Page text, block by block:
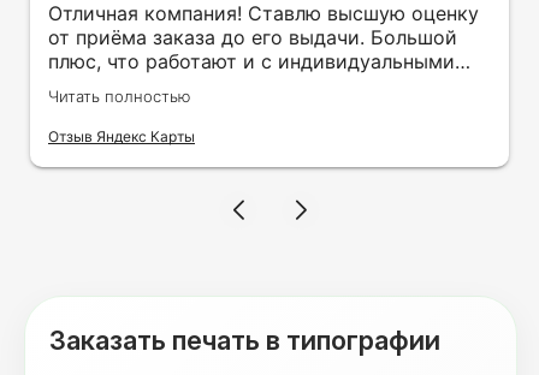
Отличная компания! Ставлю высшую оценку
от приёма заказа до его выдачи. Большой
плюс, что работают и с индивидуальными
заказами. Нелбходимо было нанести принт
на кружку в подарок. Заказ был исполнен
оперативно и ооочень красиво, даже не
терпеливость, отвечала на все мои вопросы.
Читать полностью
Отзыв Яндекс Карты
Заказать печать в типографии